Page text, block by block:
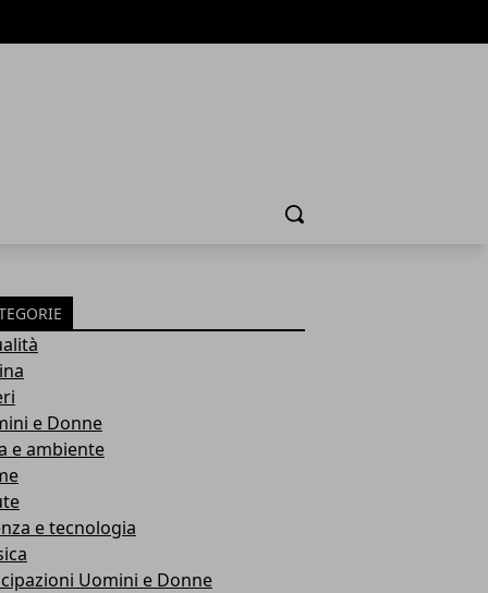
Cerca
e Donne
e ambiente
e tecnologia
Uomini e Donne